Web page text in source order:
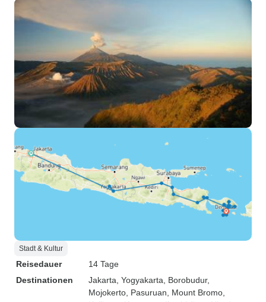
Stadt & Kultur
Reisedauer
14 Tage
Destinationen
Jakarta , Yogyakarta , Borobudur,
Mojokerto , Pasuruan , Mount Bromo